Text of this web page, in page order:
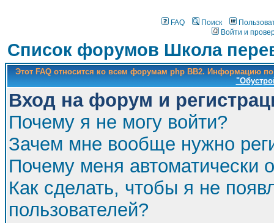
FAQ Поиск
Войти и
Список форумов Школа
Этот FAQ относится ко всем форумам php BB2. Информацию
Вход на форум и
Почему я не могу войти?
Зачем мне вообще нужно
Почему меня автоматически
Как сделать, чтобы я не
пользователей?